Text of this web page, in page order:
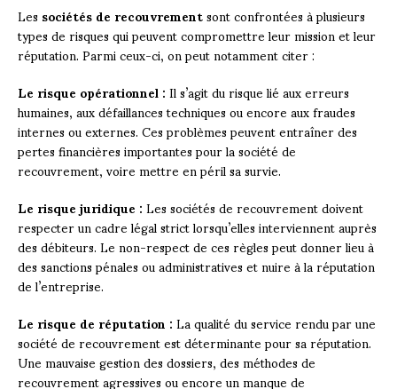
Lessociétés de recouvrementsont confrontées à plusieurs
types de risques qui peuvent compromettre leur mission et leur
réputation. Parmi ceux-ci, on peut notamment citer :
Le risque opérationnel :Il s’agit du risque lié aux erreurs
humaines, aux défaillances techniques ou encore aux fraudes
internes ou externes. Ces problèmes peuvent entraîner des
pertes financières importantes pour la société de
recouvrement, voire mettre en péril sa survie.
Le risque juridique :Les sociétés de recouvrement doivent
respecter un cadre légal strict lorsqu’elles interviennent auprès
des débiteurs. Le non-respect de ces règles peut donner lieu à
des sanctions pénales ou administratives et nuire à la réputation
de l’entreprise.
Le risque de réputation :La qualité du service rendu par une
société de recouvrement est déterminante pour sa réputation.
Une mauvaise gestion des dossiers, des méthodes de
recouvrement agressives ou encore un manque de